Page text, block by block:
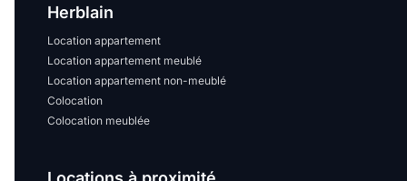
Herblain
Location appartement
Location appartement meublé
Location appartement non-meublé
Colocation
Colocation meublée